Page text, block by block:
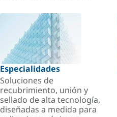
Especialidades
Soluciones de
recubrimiento, unión y
sellado de alta tecnología,
diseñadas a medida para